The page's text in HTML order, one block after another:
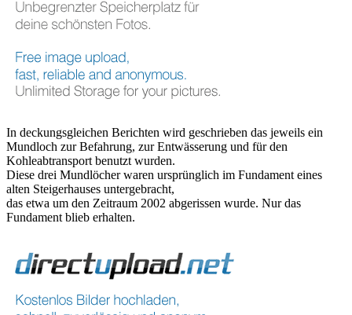
In deckungsgleichen Berichten wird geschrieben das jeweils ein
Mundloch zur Befahrung, zur Entwässerung und für den
Kohleabtransport benutzt wurden.
Diese drei Mundlöcher waren ursprünglich im Fundament eines
alten Steigerhauses untergebracht,
das etwa um den Zeitraum 2002 abgerissen wurde. Nur das
Fundament blieb erhalten.